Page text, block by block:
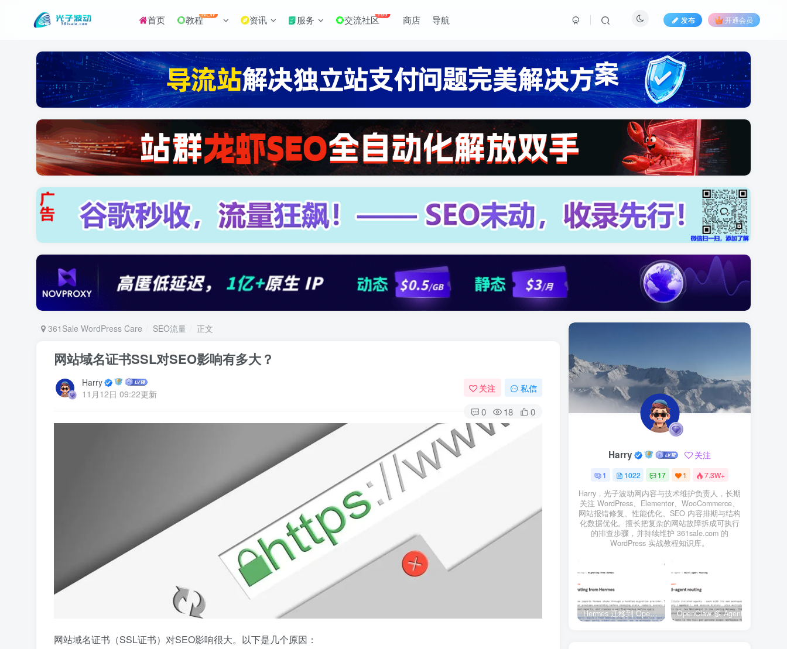
首页 教程NEW 资讯 服务 交流社区+99 商店 导航 发布 开通会员
361Sale WordPress Care SEO流量 正文
网站域名证书SSL对SEO影响有多大？
Harry
11月12日 09:22更新
关注 私信
0 18 0
网站域名证书（SSL证书）对SEO影响很大。以下是几个原因：
Harry 关注
1 1022 17 1 7.3W+
Harry，光子波动网内容与技术维护负责人，长期
关注 WordPress、Elementor、WooCommerce、
网站报错修复、性能优化、SEO 内容排期与结构
化数据优化。擅长把复杂的网站故障拆成可执行
的排查步骤，并持续维护 361sale.com 的
WordPress 实战教程知识库。
Hermes 迁移到 OpenClaw 上线清单：频道、定时任务、权限和回滚一次检查